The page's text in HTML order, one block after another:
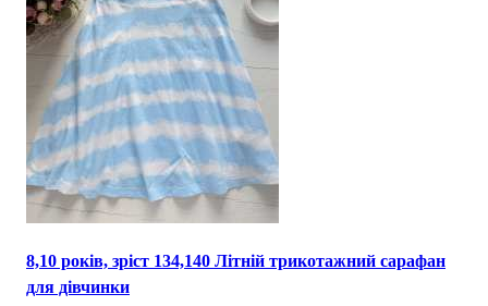
8,10 років, зріст 134,140 Літній трикотажний сарафан
для дівчинки